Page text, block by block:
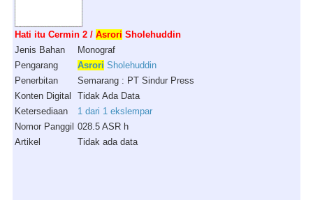
Hati itu Cermin 2 / Asrori Sholehuddin
Jenis Bahan
Monograf
Pengarang
Asrori Sholehuddin
Penerbitan
Semarang : PT Sindur Press
Konten Digital
Tidak Ada Data
Ketersediaan
1 dari 1 ekslempar
Nomor Panggil 028.5 ASR h
Artikel
Tidak ada data